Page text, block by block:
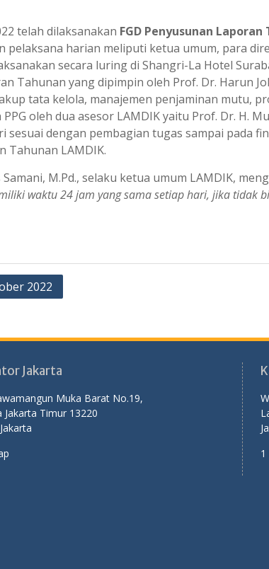
telah dilaksanakan FGD Penyusunan
pelaksana harian meliputi ketua umum, para
secara luring di Shangri-La Hotel
Tahunan yang dipimpin oleh Prof. Dr. Harun
tata kelola, manajemen penjaminan mutu,
oleh dua asesor LAMDIK yaitu Prof. Dr. H.
sesuai dengan pembagian tugas sampai pada
Tahunan LAMDIK.
M.Pd., selaku ketua umum LAMDIK,
waktu 24 jam yang sama setiap hari, jika tidak
2022
Jakarta
Muka Barat No.19,
Jakarta Timur 13220
1